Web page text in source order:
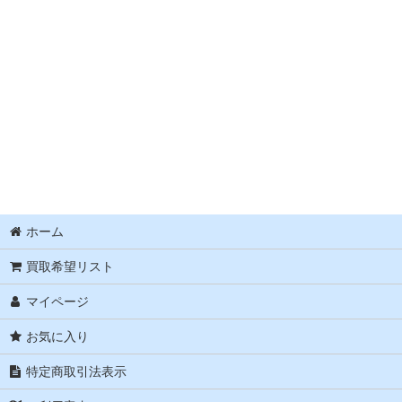
ホーム
買取希望リスト
マイページ
お気に入り
特定商取引法表示